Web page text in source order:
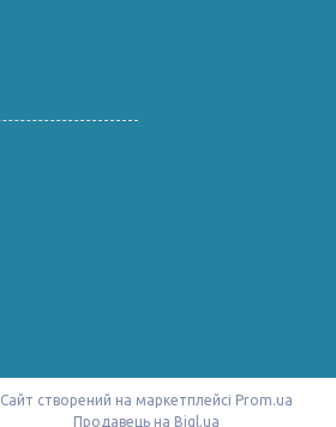
Сайт створений на маркетплейсі Prom.ua
Продавець на Bigl.ua